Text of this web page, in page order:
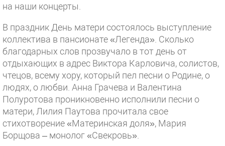
на наши концерты.
В праздник День матери состоялось выступление
коллектива в пансионате «Легенда». Сколько
благодарных слов прозвучало в тот день от
отдыхающих в адрес Виктора Карловича, солистов,
чтецов, всему хору, который пел песни о Родине, о
людях, о любви. Анна Грачева и Валентина
Полуротова проникновенно исполнили песни о
матери, Лилия Паутова прочитала свое
стихотворение «Материнская доля», Мария
Борщова – монолог «Свекровь».